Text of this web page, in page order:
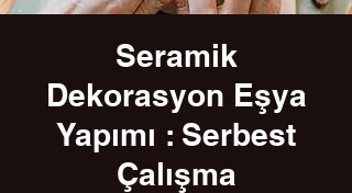
Seramik
Dekorasyon Eşya
Yapımı : Serbest
Çalışma